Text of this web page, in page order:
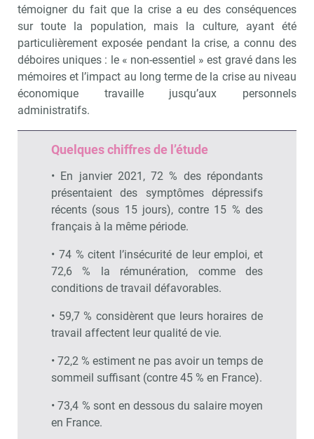
témoigner du fait que la crise a eu des conséquences
sur toute la population, mais la culture, ayant été
particulièrement exposée pendant la crise, a connu des
déboires uniques : le « non-essentiel » est gravé dans les
mémoires et l’impact au long terme de la crise au niveau
économique travaille jusqu’aux personnels
administratifs.
Quelques chiffres de l’étude
• En janvier 2021, 72 % des répondants
présentaient des symptômes dépressifs
récents (sous 15 jours), contre 15 % des
français à la même période.
• 74 % citent l’insécurité de leur emploi, et
72,6 % la rémunération, comme des
conditions de travail défavorables.
• 59,7 % considèrent que leurs horaires de
travail affectent leur qualité de vie.
• 72,2 % estiment ne pas avoir un temps de
sommeil suffisant (contre 45 % en France).
• 73,4 % sont en dessous du salaire moyen
en France.